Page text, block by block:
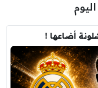
أضاعها !